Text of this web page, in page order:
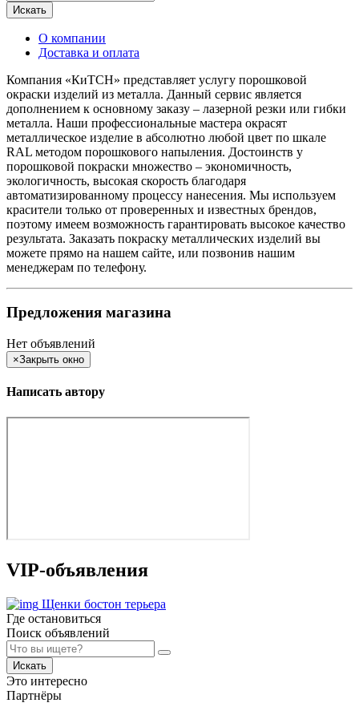
Искать
О компании
Доставка и оплата
Компания «КиТСН» представляет услугу порошковой
окраски изделий из металла. Данный сервис является
дополнением к основному заказу – лазерной резки или гибки
металла. Наши профессиональные мастера окрасят
металлическое изделие в абсолютно любой цвет по шкале
RAL методом порошкового напыления. Достоинств у
порошковой покраски множество – экономичность,
экологичность, высокая скорость благодаря
автоматизированному процессу нанесения. Мы используем
красители только от проверенных и известных брендов,
поэтому имеем возможность гарантировать высокое качество
результата. Заказать покраску металлических изделий вы
можете прямо на нашем сайте, или позвонив нашим
менеджерам по телефону.
Предложения магазина
Нет объявлений
×Закрыть окно
Написать автору
VIP-объявления
Щенки бостон терьера
Где остановиться
Поиск объявлений
Искать
Это интересно
Партнёры